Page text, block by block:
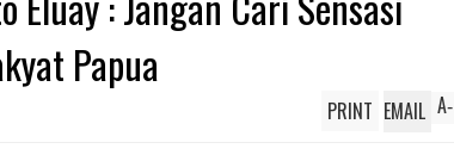
Papua
A-
PRINT EMAIL